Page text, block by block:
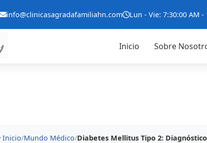
info@clinicasagradafamiliahn.com Lun - Vie: 7:30:00 AM -
Inicio Sobre
Inicio/Mundo Médico/Diabetes Mellitus Tipo 2: